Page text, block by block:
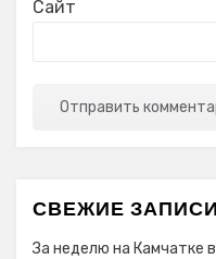
Сайт
СВЕЖИЕ ЗАПИСИ
За неделю на Камчатке